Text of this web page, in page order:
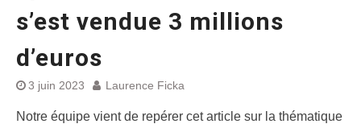
s’est vendue 3 millions
d’euros
3 juin 2023 Laurence Ficka
Notre équipe vient de repérer cet article sur la thématique